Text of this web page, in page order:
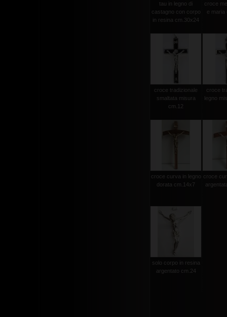
tau in legno di
castagno con corpo
in resina cm.30x24
croce
e maria
croce tradizionale
smaltata misura
cm.12
croce
legno
croce curva in legno
dorata cm.14x7
croce
solo corpo in resina
argentato cm.24